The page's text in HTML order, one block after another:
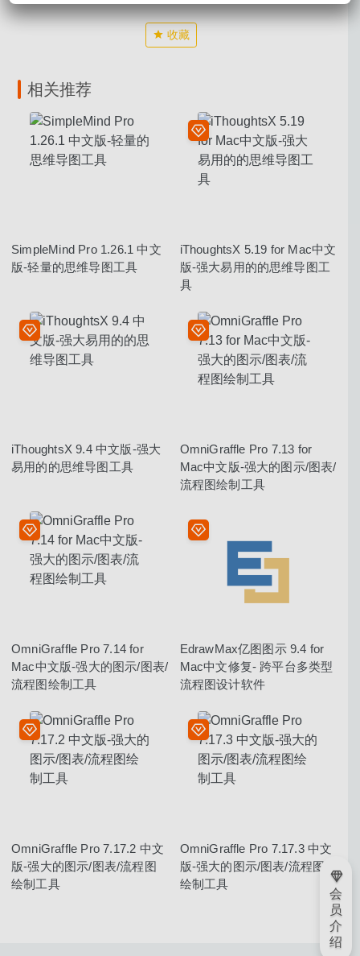
收藏
相关推荐
SimpleMind Pro 1.26.1 中文
版-轻量的思维导图工具
iThoughtsX 5.19 for Mac中文
版-强大易用的的思维导图工
具
iThoughtsX 9.4 中文版-强大
易用的的思维导图工具
OmniGraffle Pro 7.13 for
Mac中文版-强大的图示/图表/
流程图绘制工具
OmniGraffle Pro 7.14 for
Mac中文版-强大的图示/图表/
流程图绘制工具
EdrawMax亿图图示 9.4 for
Mac中文修复- 跨平台多类型
流程图设计软件
OmniGraffle Pro 7.17.2 中文
版-强大的图示/图表/流程图
绘制工具
OmniGraffle Pro 7.17.3 中文
版-强大的图示/图表/流程图
绘制工具
会
员
介
绍